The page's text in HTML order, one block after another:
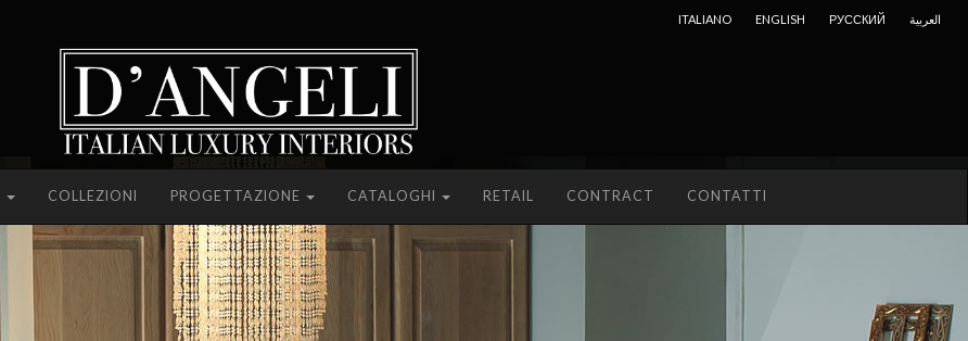
ITALIANO ENGLISH РУССКИЙ العربية
COLLEZIONI PROGETTAZIONE CATALOGHI RETAIL CONTRACT CONTATTI